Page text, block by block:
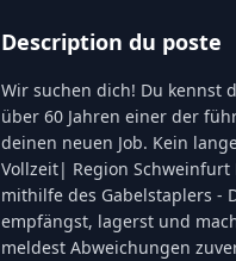
Description du poste
Wir suchen dich! Du kennst
über 60 Jahren einer der
deinen neuen Job. Kein
Vollzeit| Region
mithilfe des Gabelstaplers -
empfängst, lagerst und
meldest Abweichungen